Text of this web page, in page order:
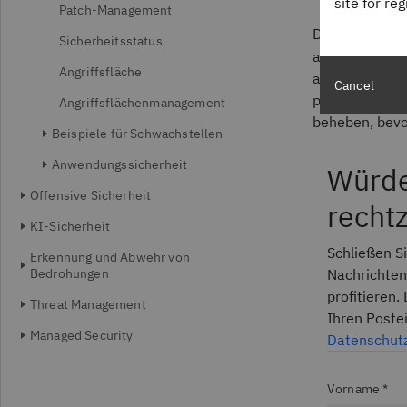
Patch-Management
Sicherheitsstatus
Angriffsfläche
Angriffsflächenmanagement
Beispiele für Schwachstellen
Anwendungssicherheit
Offensive Sicherheit
KI-Sicherheit
Erkennung und Abwehr von
Bedrohungen
Threat Management
Managed Security
Das Center
als eine
auf. Durch
proaktiveren
beheben,
Schließen
profitieren.
Ihren
Vorname *
Cancel